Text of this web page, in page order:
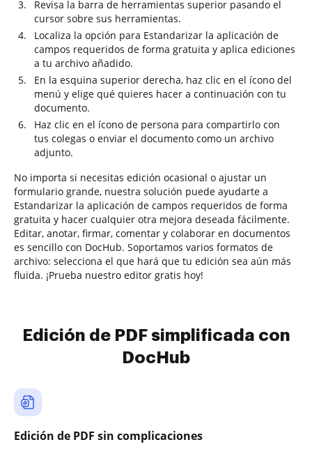
Revisa la barra de herramientas superior pasando el
cursor sobre sus herramientas.
Localiza la opción para Estandarizar la aplicación de
campos requeridos de forma gratuita y aplica ediciones
a tu archivo añadido.
En la esquina superior derecha, haz clic en el ícono del
menú y elige qué quieres hacer a continuación con tu
documento.
Haz clic en el ícono de persona para compartirlo con
tus colegas o enviar el documento como un archivo
adjunto.
No importa si necesitas edición ocasional o ajustar un
formulario grande, nuestra solución puede ayudarte a
Estandarizar la aplicación de campos requeridos de forma
gratuita y hacer cualquier otra mejora deseada fácilmente.
Editar, anotar, firmar, comentar y colaborar en documentos
es sencillo con DocHub. Soportamos varios formatos de
archivo: selecciona el que hará que tu edición sea aún más
fluida. ¡Prueba nuestro editor gratis hoy!
Edición de PDF simplificada con
DocHub
Edición de PDF sin complicaciones